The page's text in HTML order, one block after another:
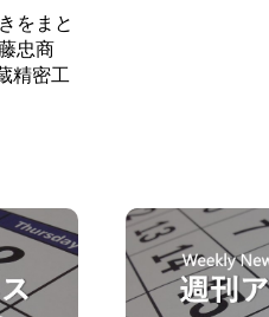
をまと
忠商
精密工